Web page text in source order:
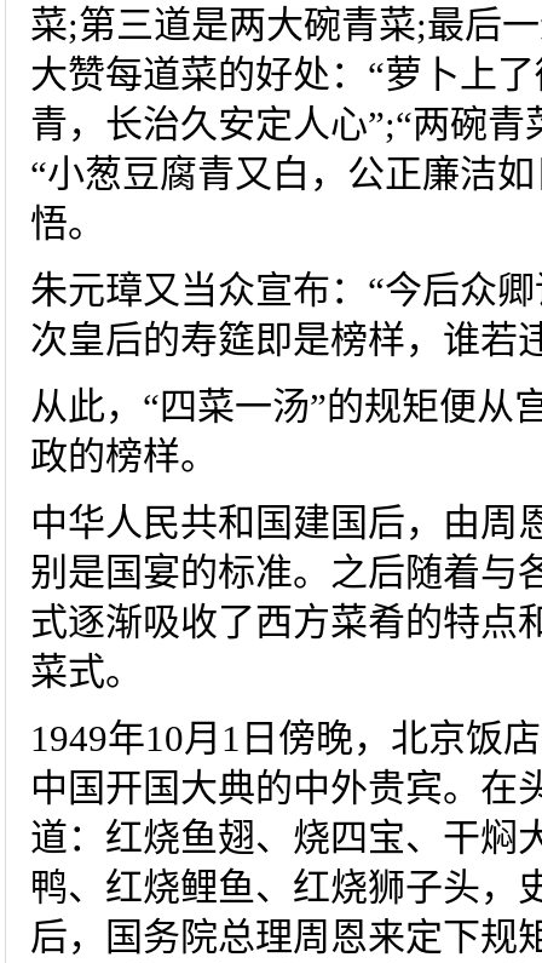
菜;第三道是两大碗青菜;最后
大赞每道菜的好处：“萝卜上
青，长治久安定人心”;“两碗
“小葱豆腐青又白，公正廉洁
悟。
朱元璋又当众宣布：“今后众
次皇后的寿筵即是榜样，谁若
从此，“四菜一汤”的规矩便从
政的榜样。
中华人民共和国建国后，由周
别是国宴的标准。之后随着与
式逐渐吸收了西方菜肴的特点
菜式。
1949年10月1日傍晚，北京饭
中国开国大典的中外贵宾。在
道：红烧鱼翅、烧四宝、干焖
鸭、红烧鲤鱼、红烧狮子头，
后，国务院总理周恩来定下规